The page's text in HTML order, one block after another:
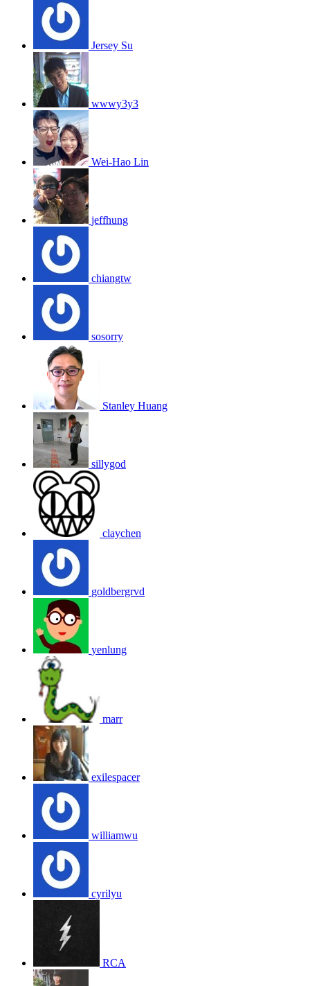
Jersey Su
wwwy3y3
Wei-Hao Lin
jeffhung
chiangtw
sosorry
Stanley Huang
sillygod
claychen
goldbergrvd
yenlung
marr
exilespacer
williamwu
cyrilyu
RCA